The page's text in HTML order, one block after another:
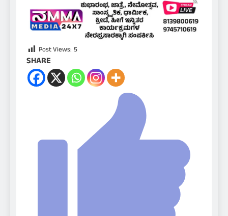
Post Views: 5
SHARE